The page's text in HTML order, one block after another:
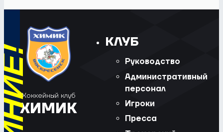
Хоккейный клуб
ХИМИК
КЛУБ
Руководство
Административный
персонал
Игроки
Пресса